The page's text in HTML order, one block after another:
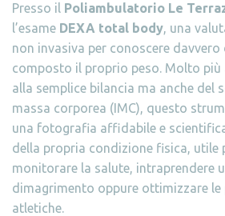
Presso il Poliambulatorio Le
l’esame DEXA total body, una
non invasiva per conoscere davvero
composto il proprio peso. Molto
alla semplice bilancia ma anche del
massa corporea (IMC), questo
una fotografia affidabile e
della propria condizione fisica, utile
monitorare la salute, intraprendere
dimagrimento oppure ottimizzare le
atletiche.